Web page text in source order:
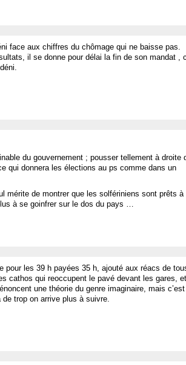
face aux chiffres du chômage qui ne baisse pas.
il se donne pour délai la fin de son mandat ,
du gouvernement ; pousser tellement à droite
qui donnera les élections au ps comme dans un
mérite de montrer que les solfériniens sont prêts à
à se goinfrer sur le dos du pays …
pour les 39 h payées 35 h, ajouté aux réacs de
cathos qui reoccupent le pavé devant les gares,
une théorie du genre imaginaire, mais c’est
trop on arrive plus à suivre.